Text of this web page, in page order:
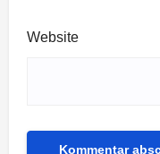
Website